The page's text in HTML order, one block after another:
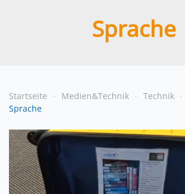
Sprache
Startseite Medien&Technik Technik
Sprache